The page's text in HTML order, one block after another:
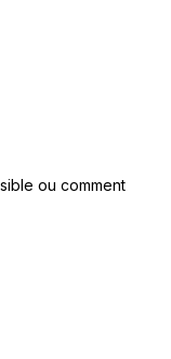
ou comment